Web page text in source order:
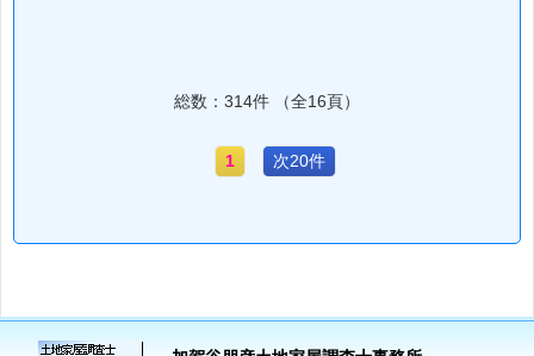
総数：314件 （全16頁）
1 次20件